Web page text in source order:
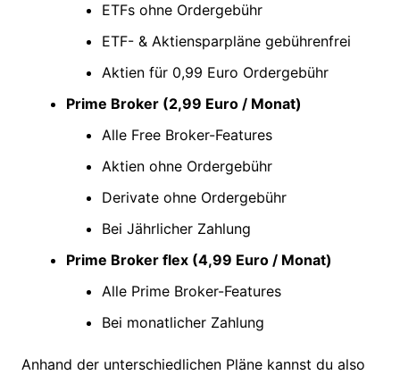
ETFs ohne Ordergebühr
ETF- & Aktiensparpläne gebührenfrei
Aktien für 0,99 Euro Ordergebühr
Prime Broker (2,99 Euro / Monat)
Alle Free Broker-Features
Aktien ohne Ordergebühr
Derivate ohne Ordergebühr
Bei Jährlicher Zahlung
Prime Broker flex (4,99 Euro / Monat)
Alle Prime Broker-Features
Bei monatlicher Zahlung
Anhand der unterschiedlichen Pläne kannst du also